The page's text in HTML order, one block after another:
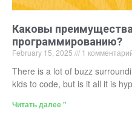
Каковы
программированию?
February 15, 2025 1
There is a lot of buzz
kids to code, but is it all it is
Читать далее "